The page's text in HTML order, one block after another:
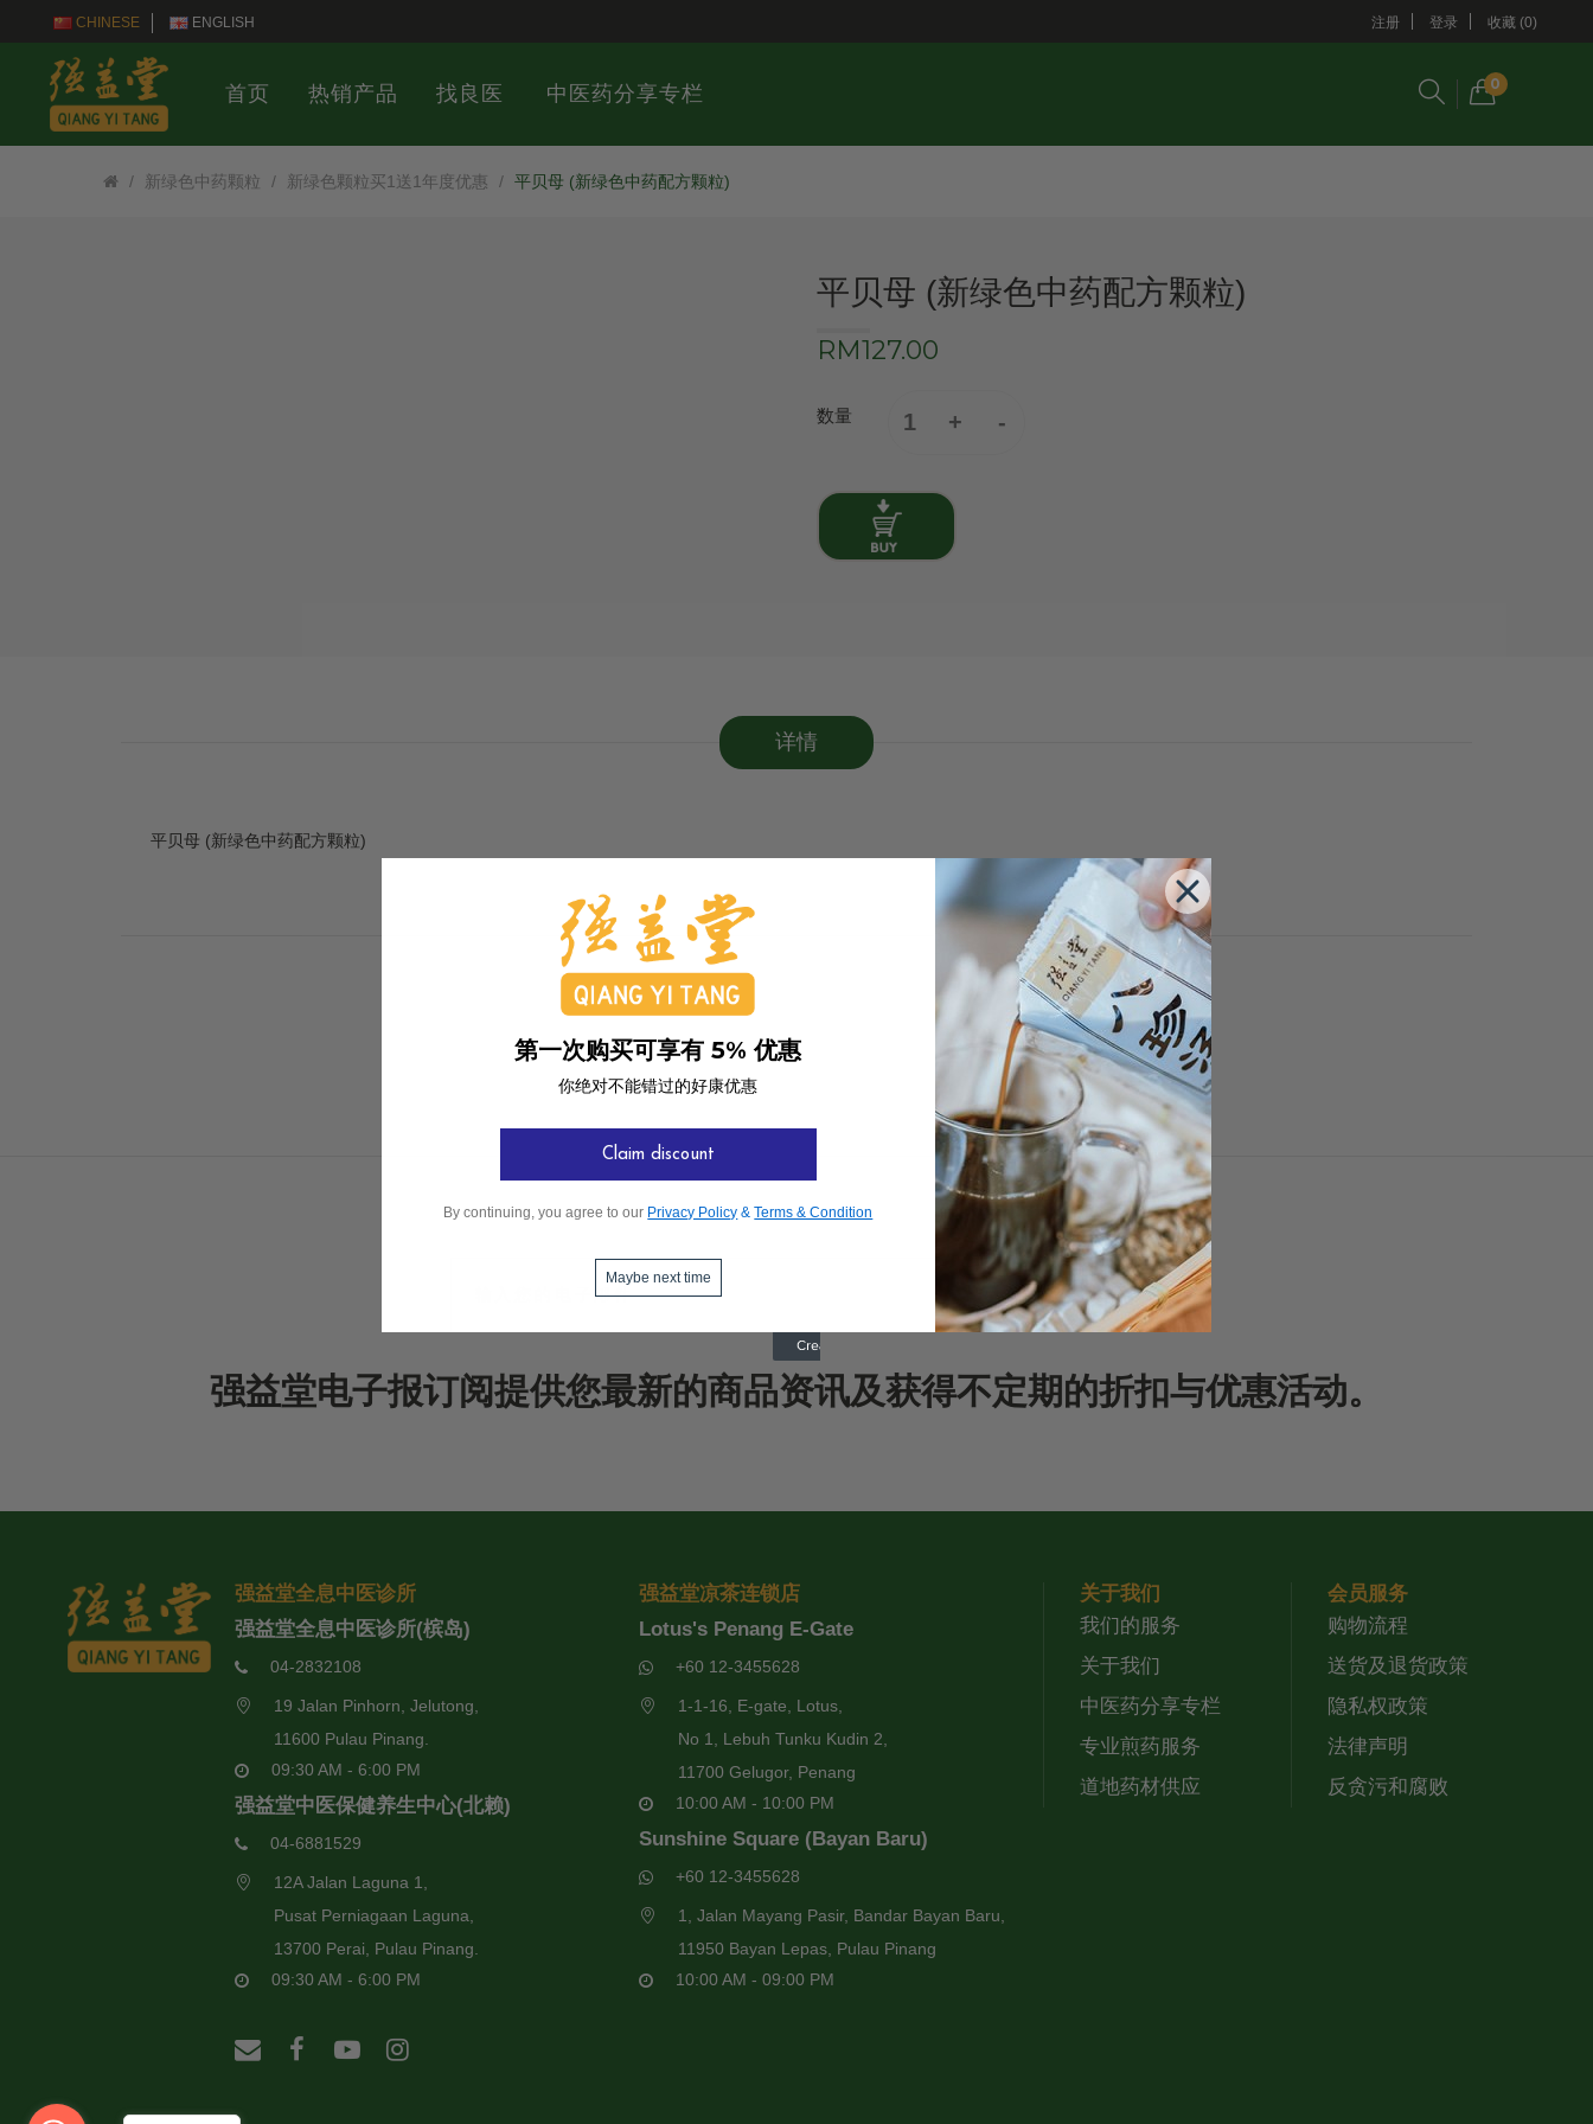
CHINESE ENGLISH 注册 登录 收藏 (0)
0
首页 热销产品 找良医 中医药分享专栏
新绿色中药颗粒 新绿色颗粒买1送1年度优惠 平贝母 (新绿色中药配方颗粒)
平贝母 (新绿色中药配方颗粒)
RM127.00
数量
详情
平贝母 (新绿色中药配方颗粒)
强益堂电子报订阅提供您最新的商品资讯及获得不定期的折扣与优惠活动。
强益堂全息中医诊所
强益堂全息中医诊所(槟岛)
04-2832108
19 Jalan Pinhorn, Jelutong,
11600 Pulau Pinang.
09:30 AM - 6:00 PM
强益堂中医保健养生中心(北赖)
04-6881529
12A Jalan Laguna 1,
Pusat Perniagaan Laguna,
13700 Perai, Pulau Pinang.
09:30 AM - 6:00 PM
强益堂凉茶连锁店
Lotus's Penang E-Gate
+60 12-3455628
1-1-16, E-gate, Lotus,
No 1, Lebuh Tunku Kudin 2,
11700 Gelugor, Penang
10:00 AM - 10:00 PM
Sunshine Square (Bayan Baru)
+60 12-3455628
1, Jalan Mayang Pasir, Bandar Bayan Baru,
11950 Bayan Lepas, Pulau Pinang
10:00 AM - 09:00 PM
关于我们
我们的服务
关于我们
中医药分享专栏
专业煎药服务
道地药材供应
会员服务
购物流程
送货及退货政策
隐私权政策
法律声明
反贪污和腐败
第一次购买可享有 5% 优惠
你绝对不能错过的好康优惠
Claim discount
By continuing, you agree to our Privacy Policy &Terms & Condition
Maybe next time